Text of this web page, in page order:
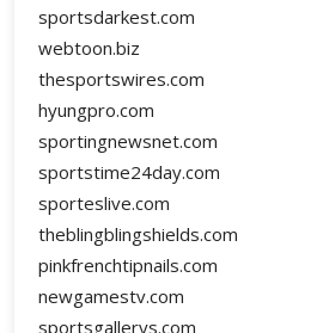
sportsdarkest.com
webtoon.biz
thesportswires.com
hyungpro.com
sportingnewsnet.com
sportstime24day.com
sporteslive.com
theblingblingshields.com
pinkfrenchtipnails.com
newgamestv.com
sportsgallerys.com